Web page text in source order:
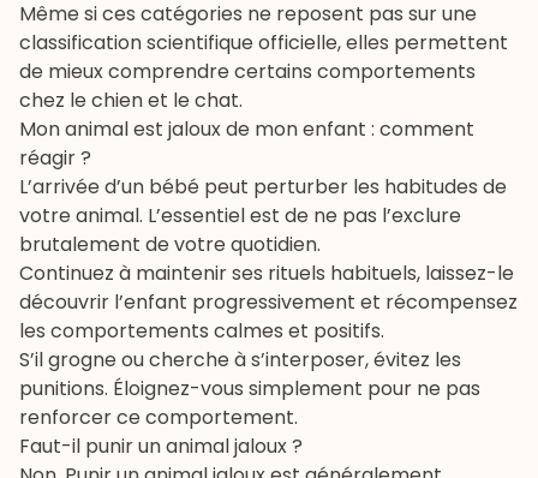
Même si ces catégories ne reposent pas sur une
classification scientifique officielle, elles permettent
de mieux comprendre certains comportements
chez le chien et le chat.
Mon animal est jaloux de mon enfant : comment
réagir ?
L’arrivée d’un bébé peut perturber les habitudes de
votre animal. L’essentiel est de ne pas l’exclure
brutalement de votre quotidien.
Continuez à maintenir ses rituels habituels, laissez-le
découvrir l’enfant progressivement et récompensez
les comportements calmes et positifs.
S’il grogne ou cherche à s’interposer, évitez les
punitions. Éloignez-vous simplement pour ne pas
renforcer ce comportement.
Faut-il punir un animal jaloux ?